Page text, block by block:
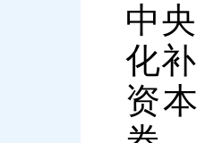
中
化
资